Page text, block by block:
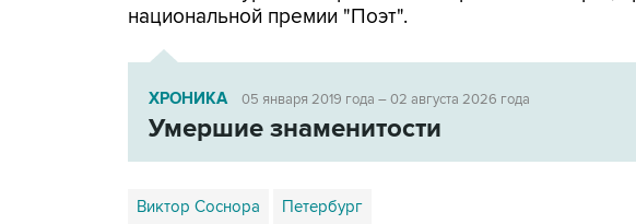
национальной премии "Поэт".
ХРОНИКА 05 января 2019 года – 02 августа 2026 года
Умершие знаменитости
Виктор Соснора Петербург